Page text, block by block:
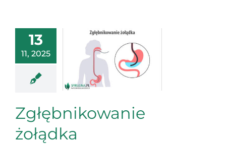
13
11, 2025
Zgłębnikowanie
żołądka